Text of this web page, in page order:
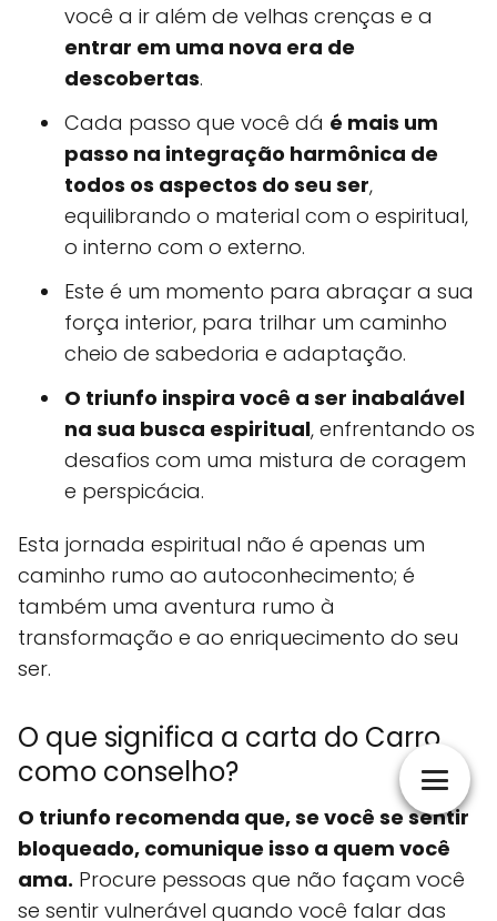
você a ir além de velhas crenças e a
entrar em uma nova era de
descobertas.
Cada passo que você dá é mais um
passo na integração harmônica de
todos os aspectos do seu ser,
equilibrando o material com o espiritual,
o interno com o externo.
Este é um momento para abraçar a sua
força interior, para trilhar um caminho
cheio de sabedoria e adaptação.
O triunfo inspira você a ser inabalável
na sua busca espiritual, enfrentando os
desafios com uma mistura de coragem
e perspicácia.
Esta jornada espiritual não é apenas um
caminho rumo ao autoconhecimento; é
também uma aventura rumo à
transformação e ao enriquecimento do seu
ser.
O que significa a carta do Carro
como conselho?
O triunfo recomenda que, se você se sentir
bloqueado, comunique isso a quem você
ama. Procure pessoas que não façam você
se sentir vulnerável quando você falar das